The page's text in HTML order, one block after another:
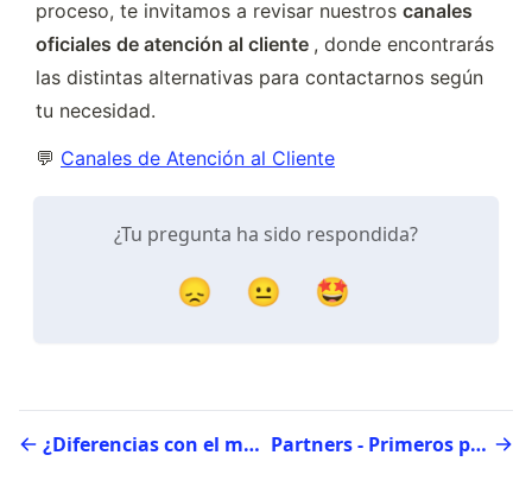
proceso, te invitamos a revisar nuestros canales
oficiales de atención al cliente , donde encontrarás
las distintas alternativas para contactarnos según
tu necesidad.
💬 Canales de Atención al Cliente
¿Tu pregunta ha sido respondida?
😞 😐 🤩
¿Diferencias con el monto del abono? Partners - Primeros pasos